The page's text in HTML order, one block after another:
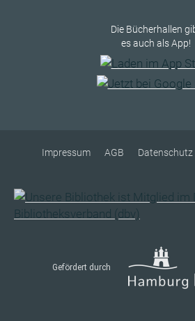
Die Bücherhallen
es auch als App!
Impressum AGB Datenschutz
Gefördert durch